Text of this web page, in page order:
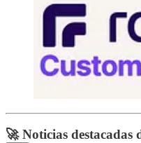
🚀 Noticias destacadas